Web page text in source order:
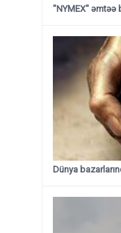
"NYMEX" əmtəə
Dünya